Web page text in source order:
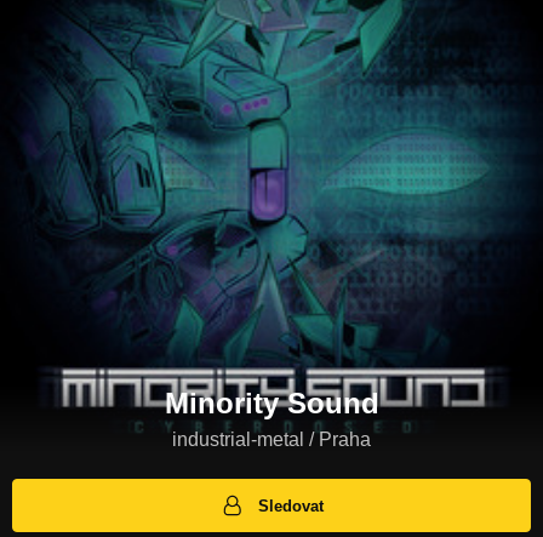
Minority Sound
industrial-metal / Praha
Sledovat